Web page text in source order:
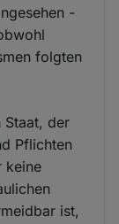
-
folgten
Staat, der
Pflichten
keine
ist,